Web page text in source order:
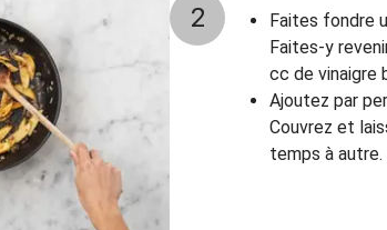
2
Faites fondre
Faites-y
cc de vinaigre
Ajoutez par
Couvrez et
temps à